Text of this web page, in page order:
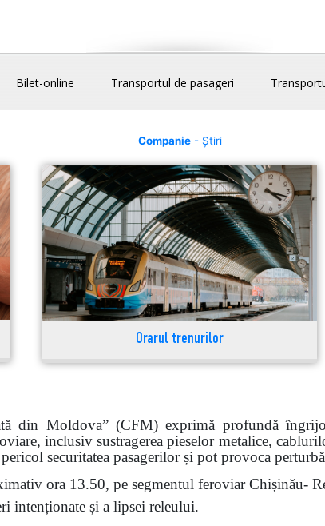
Bilet-online Transportul de pasageri
Companie- Știri
Orarul trenurilor
din Moldova” (CFM) exprimă profundă
inclusiv sustragerea pieselor metalice,
securitatea pasagerilor și pot provoca
ora 13.50, pe segmentul feroviar Chișinău-
intenționate și a lipsei releului.